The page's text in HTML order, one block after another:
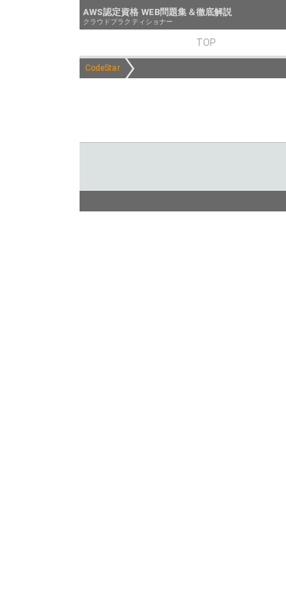
AWS認定資格 WEB問題集＆徹底解説
クラウドプラクティショナー
TOP
CodeStar